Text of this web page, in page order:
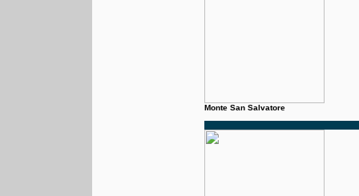
Monte San Salvatore